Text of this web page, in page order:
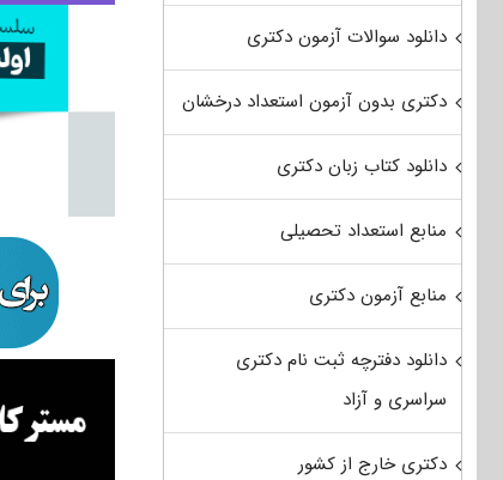
دانلود سوالات آزمون دکتری
دکتری بدون آزمون استعداد درخشان
دانلود کتاب زبان دکتری
منابع استعداد تحصیلی
منابع آزمون دکتری
دانلود دفترچه ثبت نام دکتری
سراسری و آزاد
دکتری خارج از کشور